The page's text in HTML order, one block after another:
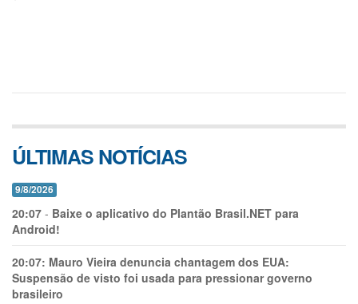
ÚLTIMAS NOTÍCIAS
9/8/2026
20:07 - Baixe o aplicativo do Plantão Brasil.NET para
Android!
20:07: Mauro Vieira denuncia chantagem dos EUA:
Suspensão de visto foi usada para pressionar governo
brasileiro